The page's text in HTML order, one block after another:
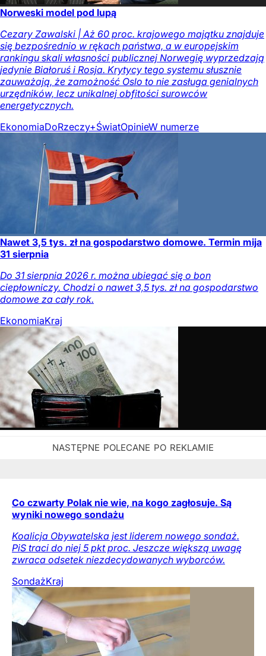
Norweski model pod lupą
Cezary Zawalski | Aż 60 proc. krajowego majątku znajduje
się bezpośrednio w rękach państwa, a w europejskim
rankingu skali własności publicznej Norwegię wyprzedzają
jedynie Białoruś i Rosja. Krytycy tego systemu słusznie
zauważają, że zamożność Oslo to nie zasługa genialnych
urzędników, lecz unikalnej obfitości surowców
energetycznych.
EkonomiaDoRzeczy+ŚwiatOpinieW numerze
Nawet 3,5 tys. zł na gospodarstwo domowe. Termin mija
31 sierpnia
Do 31 sierpnia 2026 r. można ubiegać się o bon
ciepłowniczy. Chodzi o nawet 3,5 tys. zł na gospodarstwo
domowe za cały rok.
EkonomiaKraj
Co czwarty Polak nie wie, na kogo zagłosuje. Są
wyniki nowego sondażu
Koalicja Obywatelska jest liderem nowego sondaż.
PiS traci do niej 5 pkt proc. Jeszcze większą uwagę
zwraca odsetek niezdecydowanych wyborców.
SondażKraj